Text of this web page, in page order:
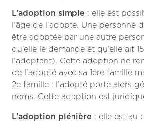
L’adoption simple : elle est
l’âge de l’adopté. Une personne
être adoptée par une autre
qu’elle le demande et qu’elle ait
l’adoptant). Cette adoption ne
de l’adopté avec sa 1ère famille
2e famille : l’adopté porte alors
noms. Cette adoption est
L’adoption plénière : elle est au